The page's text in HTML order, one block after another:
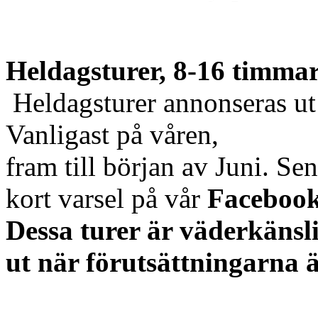
Heldagsturer, 8-16
Heldagsturer annonseras
Vanligast på våren,
fram till början av Juni.
kort varsel på vår
Dessa turer är
ut när förutsättningarna